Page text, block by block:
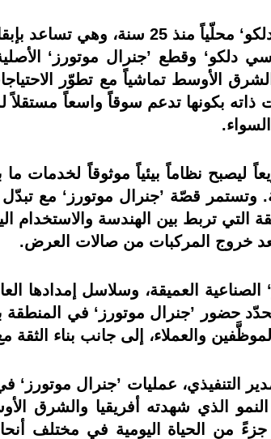
وفي المملكة العربية السعودية، يجري إنتاج
دلكو‘ وقطع ’جنرال موتورز‘
الأوسط تماشياً مع تطوّر
تتميّز في الوقت ذاته بكونها تدعم سوقاً واسعاً
نظاماً بيئياً موثوقاً لخدمات
وتستمر قصّة ’جنرال موتورز‘ مع
التي تربط بين الهندسة والاستخدام
بعد خروج المركبات من صالات العرض.
العميقة، وسلاسل إمدادها
حضور ’جنرال موتورز‘ في
والعملاء، إلى جانب بناء
التنفيذي، عمليات ’جنرال
الذي شهدته أفريقيا والشرق
جزءً من الحياة اليومية في مختلف